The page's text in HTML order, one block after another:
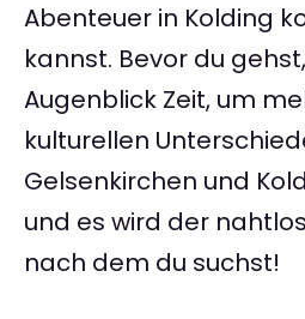
Abenteuer in Kolding
kannst. Bevor du
Augenblick Zeit, um
kulturellen
Gelsenkirchen und
und es wird der
nach dem du suchst!